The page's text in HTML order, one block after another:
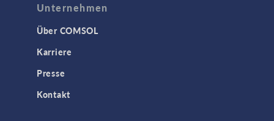
Bioengineering
CFD Module
Chemical Reaction Engineering Module
Corrosion Module
Electrochemistry Module
Unternehmen
Über COMSOL
Karriere
Presse
Kontakt